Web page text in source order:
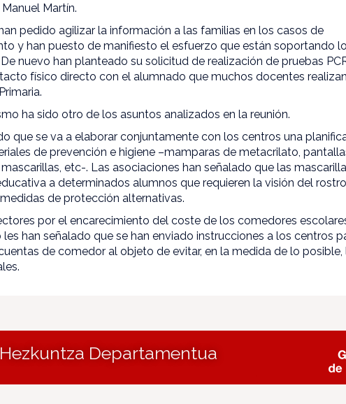
Martín.
pedido agilizar la información a las familias en los casos de
y han puesto de manifiesto el esfuerzo que están soportando
nuevo han planteado su solicitud de realización de pruebas
físico directo con el alumnado que muchos docentes
ha sido otro de los asuntos analizados en la reunión.
que se va a elaborar conjuntamente con los centros una
de prevención e higiene –mamparas de metacrilato,
etc-. Las asociaciones han señalado que las
a determinados alumnos que requieren la visión del
de protección alternativas.
por el encarecimiento del coste de los comedores
han señalado que se han enviado instrucciones a los centros
de comedor al objeto de evitar, en la medida de lo posible,
Hezkuntza Departamentua